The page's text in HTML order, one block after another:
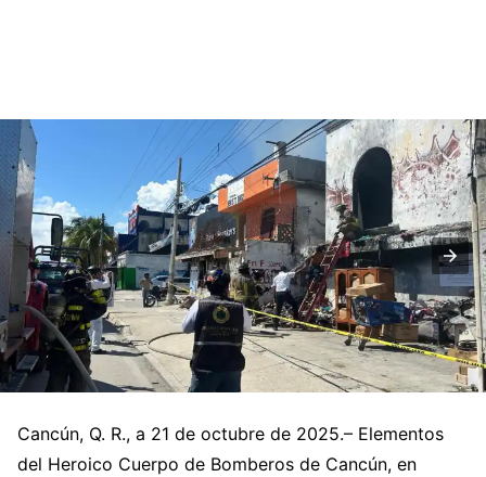
Cancún, Q. R., a 21 de octubre de 2025.– Elementos
del Heroico Cuerpo de Bomberos de Cancún, en